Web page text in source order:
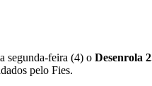
segunda-feira (4) o Desenrola
pelo Fies.